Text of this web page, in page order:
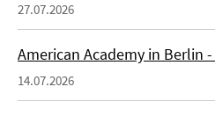
27.07.2026
American Academy in Berlin
14.07.2026